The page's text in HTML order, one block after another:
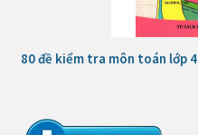
80 đề kiểm tra môn toán lớp 4